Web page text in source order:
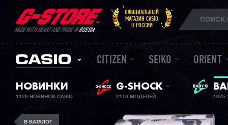
MADE WITH HEART AND PRIDE INRUSSIA
ОФИЦИАЛЬНЫЙ
МАГАЗИН CASIO
В РОССИИ
CITIZEN SEIKO ORIENT
НОВИНКИ
1129 НОВИНОК CASIO
G-SHOCK
2110 МОДЕЛЕЙ
В КАТАЛОГ